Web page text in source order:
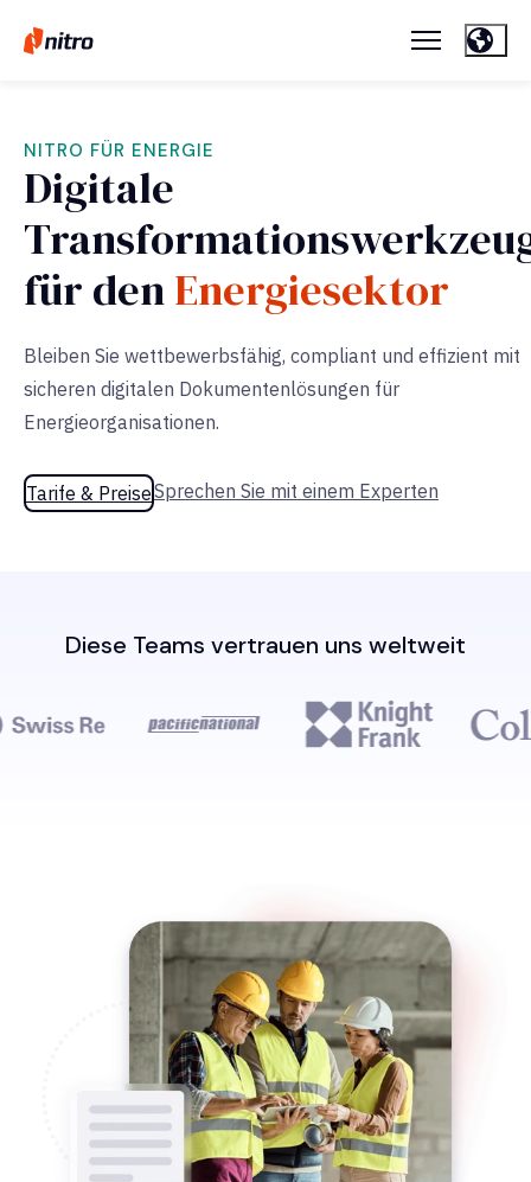
NITRO FÜR ENERGIE
Digitale
für denEnergiesektor
Bleiben Sie wettbewerbsfähig, compliant und effizient mit
sicheren digitalen Dokumentenlösungen für
Energieorganisationen.
Tarife & PreiseSprechen Sie mit einem Experten
Diese Teams vertrauen uns weltweit